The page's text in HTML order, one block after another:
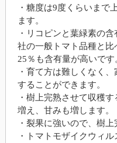
・糖度は9度くらいまで
ます。
・リコピンと葉緑素の
社の一般トマト品種と比
25％も含有量が高いです
・育て方は難しくなく
することができます。
・樹上完熟させて収穫
増え、甘みも増します。
・裂果に強いので、樹
・トマトモザイクウィ